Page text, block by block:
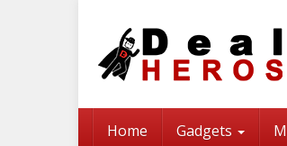
Home Gadgets